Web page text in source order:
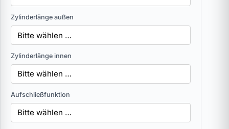
Zylinderlänge außen
Zylinderlänge innen
Aufschließfunktion